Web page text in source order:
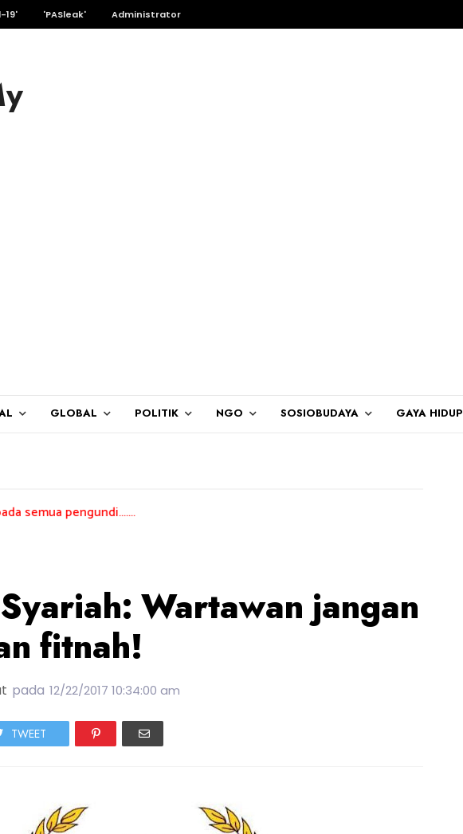
19' 'PASleak' Administrator
GLOBAL POLITIK NGO SOSIOBUDAYA GAYA HIDUP
pengundi.......
Wartawan jangan
fitnah!
pada 12/22/2017 10:34:00 am
TWEET